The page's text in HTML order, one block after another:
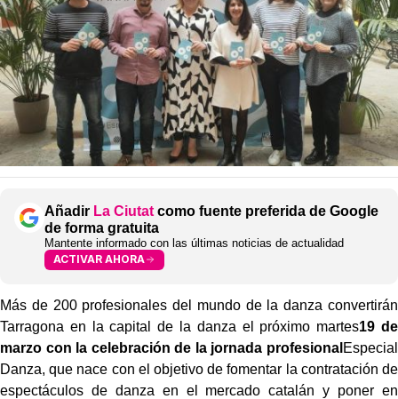
Añadir La Ciutat como fuente preferida de Google
de forma gratuita
Mantente informado con las últimas noticias de actualidad
ACTIVAR AHORA
Más de 200 profesionales del mundo de la danza convertirán
Tarragona en la capital de la danza el próximo martes19 de
marzo con la celebración de la jornada profesional Especial
Danza, que nace con el objetivo de fomentar la contratación de
espectáculos de danza en el mercado catalán y poner en